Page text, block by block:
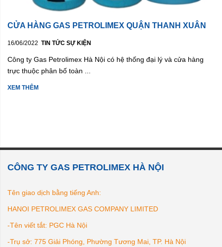
CỬA HÀNG GAS PETROLIMEX QUẬN THANH XUÂN
16/06/2022 TIN TỨC SỰ KIỆN
Công ty Gas Petrolimex Hà Nội có hệ thống đại lý và cửa hàng
trực thuộc phân bố toàn ...
XEM THÊM
CÔNG TY GAS PETROLIMEX HÀ NỘI
Tên giao dịch bằng tiếng Anh:
HANOI PETROLIMEX GAS COMPANY LIMITED
-Tên viết tắt: PGC Hà Nội
-Trụ sở: 775 Giải Phóng, Phường Tương Mai, TP. Hà Nội